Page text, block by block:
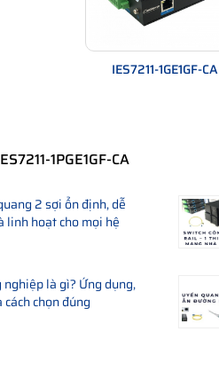
IES7211-1GE1GF-CA
1PGE1GF-CA
2 sợi ổn định, dễ
linh hoạt cho mọi hệ
nghiệp là gì? Ứng dụng,
chọn đúng